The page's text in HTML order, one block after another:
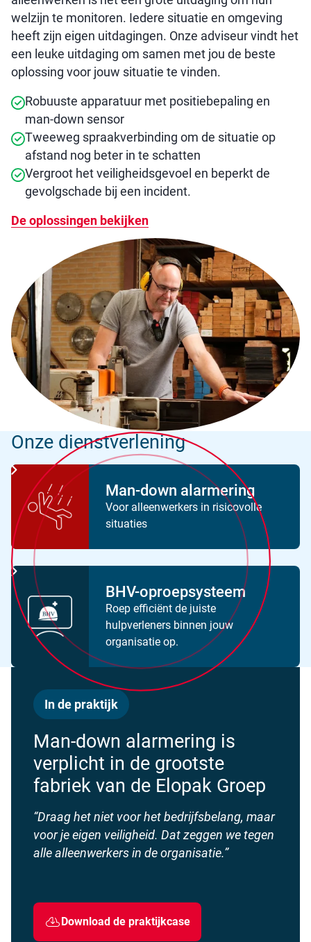
welzijn te monitoren. Iedere situatie en omgeving
heeft zijn eigen uitdagingen. Onze adviseur vindt het
een leuke uitdaging om samen met jou de beste
oplossing voor jouw situatie te vinden.
Robuuste apparatuur met positiebepaling en
man-down sensor
Tweeweg spraakverbinding om de situatie op
afstand nog beter in te schatten
Vergroot het veiligheidsgevoel en beperkt de
gevolgschade bij een incident.
De oplossingen bekijken
Onze dienstverlening
Man-down alarmering
Voor alleenwerkers in risicovolle
situaties
BHV-oproepsysteem
Roep efficiënt de juiste
hulpverleners binnen jouw
organisatie op.
In de praktijk
Man-down alarmering is
verplicht in de grootste
fabriek van de Elopak Groep
“Draag het niet voor het bedrijfsbelang, maar
voor je eigen veiligheid. Dat zeggen we tegen
alle alleenwerkers in de organisatie.”
Download de praktijkcase